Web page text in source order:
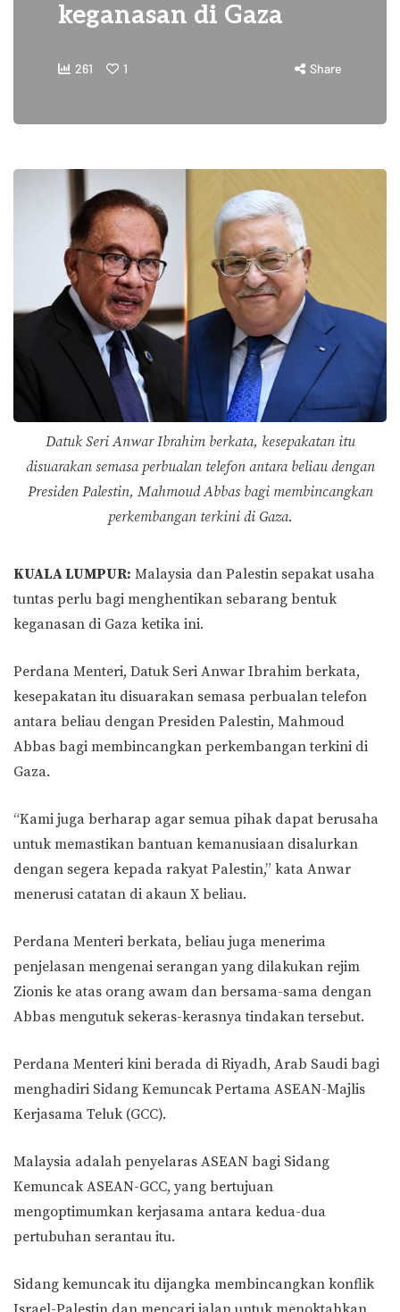
keganasan di Gaza
261 1 Share
Datuk Seri Anwar Ibrahim berkata, kesepakatan itu
disuarakan semasa perbualan telefon antara beliau dengan
Presiden Palestin, Mahmoud Abbas bagi membincangkan
perkembangan terkini di Gaza.
KUALA LUMPUR: Malaysia dan Palestin sepakat usaha
tuntas perlu bagi menghentikan sebarang bentuk
keganasan di Gaza ketika ini.
Perdana Menteri, Datuk Seri Anwar Ibrahim berkata,
kesepakatan itu disuarakan semasa perbualan telefon
antara beliau dengan Presiden Palestin, Mahmoud
Abbas bagi membincangkan perkembangan terkini di
Gaza.
“Kami juga berharap agar semua pihak dapat berusaha
untuk memastikan bantuan kemanusiaan disalurkan
dengan segera kepada rakyat Palestin,” kata Anwar
menerusi catatan di akaun X beliau.
Perdana Menteri berkata, beliau juga menerima
penjelasan mengenai serangan yang dilakukan rejim
Zionis ke atas orang awam dan bersama-sama dengan
Abbas mengutuk sekeras-kerasnya tindakan tersebut.
Perdana Menteri kini berada di Riyadh, Arab Saudi bagi
menghadiri Sidang Kemuncak Pertama ASEAN-Majlis
Kerjasama Teluk (GCC).
Malaysia adalah penyelaras ASEAN bagi Sidang
Kemuncak ASEAN-GCC, yang bertujuan
mengoptimumkan kerjasama antara kedua-dua
pertubuhan serantau itu.
Sidang kemuncak itu dijangka membincangkan konflik